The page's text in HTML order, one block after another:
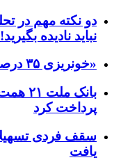
نباید نادیده بگیرید!
«خونریزی ۳۵ درصدی ارز از شاهرگ اقتصاد
بانک
پرداخت کرد
سقف فردی
یافت